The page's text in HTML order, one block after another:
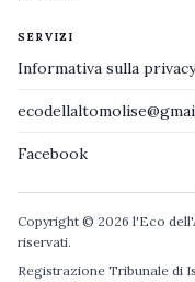
SERVIZI
Informativa sulla privacy
Facebook
Copyright © 2026 l'Eco
riservati.
Registrazione Tribunale di